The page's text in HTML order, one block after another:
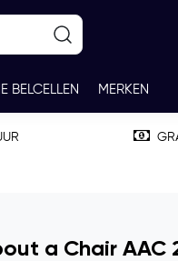
BELCELLEN MERKEN
a Chair AAC